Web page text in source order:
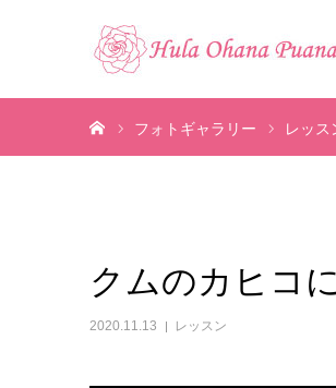
フォトギャラリー レッス
クムのカヒコ
2020.11.13 レッスン